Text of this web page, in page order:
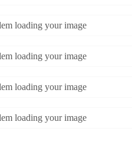
loading your image
loading your image
loading your image
loading your image